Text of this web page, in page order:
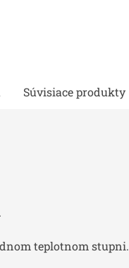
Súvisiace produkty
teplotnom stupni.